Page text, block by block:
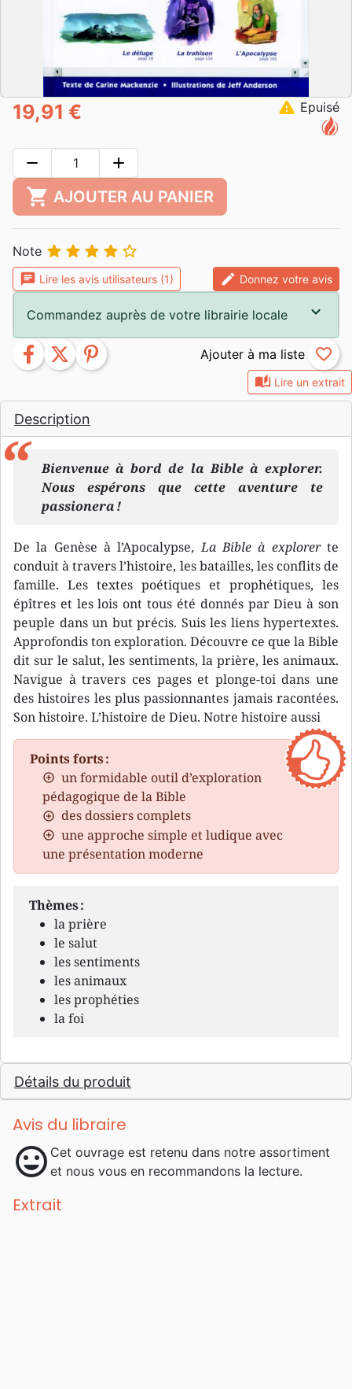
auto_stories Lire un extrait
Description
Bienvenue à bord de la Bible à explorer.
Nous espérons que cette aventure te
passionera !
De la Genèse à l’Apocalypse,La Bible à explorerte
conduit à travers l’histoire, les batailles, les conflits de
famille. Les textes poétiques et prophétiques, les
épîtres et les lois ont tous été donnés par Dieu à son
peuple dans un but précis. Suis les liens hypertextes.
Approfondis ton exploration. Découvre ce que la Bible
dit sur le salut, les sentiments, la prière, les animaux.
Navigue à travers ces pages et plonge-toi dans une
des histoires les plus passionnantes jamais racontées.
Son histoire. L’histoire de Dieu. Notre histoire aussi
Points forts :
un formidable outil d’exploration
pédagogique de la Bible
des dossiers complets
une approche simple et ludique avec
une présentation moderne
Thèmes :
la prière
le salut
les sentiments
les animaux
les prophéties
la foi
Détails du produit
Avis du libraire
mood Cet ouvrage est retenu dans notre assortiment
et nous vous en recommandons la lecture.
Extrait
19,91 € warning Epuisé
remove add
shopping_cart AJOUTER AU PANIER
Note     
chat Lire les avis utilisateurs (1) edit Donnez votre avis
Commandez auprès de votre librairie locale
facebook twitter pinterest favorite_border